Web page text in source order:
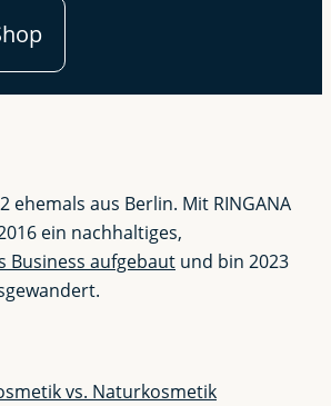
ehemals aus Berlin. Mit RINGANA
ein nachhaltiges,
Business aufgebaut und bin 2023
vs. Naturkosmetik